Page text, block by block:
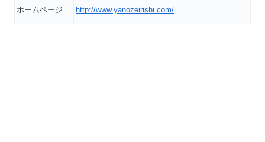
ホームページ http://www.yanozeirishi.com/